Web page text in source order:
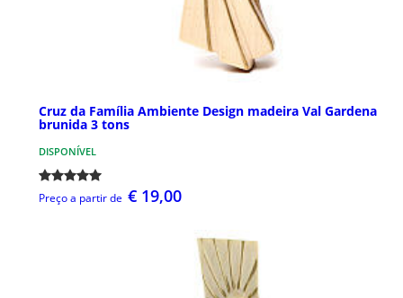
Cruz da Família Ambiente Design madeira Val Gardena
brunida 3 tons
DISPONÍVEL
Preço a partir de € 19,00